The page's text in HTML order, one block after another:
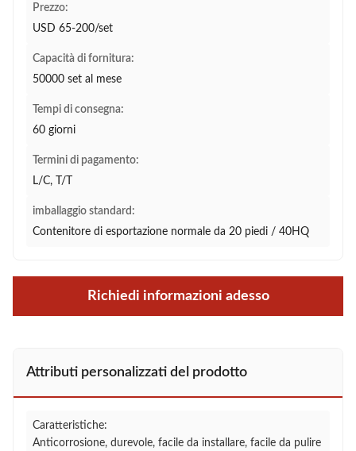
Prezzo:
USD 65-200/set
Capacità di fornitura:
50000 set al mese
Tempi di consegna:
60 giorni
Termini di pagamento:
L/C, T/T
imballaggio standard:
Contenitore di esportazione normale da 20 piedi / 40HQ
Richiedi informazioni adesso
Attributi personalizzati del prodotto
Caratteristiche:
Anticorrosione, durevole, facile da installare, facile da pulire